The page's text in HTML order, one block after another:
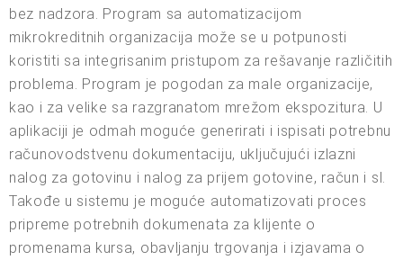
bez nadzora. Program sa automatizacijom
mikrokreditnih organizacija može se u potpunosti
koristiti sa integrisanim pristupom za rešavanje različitih
problema. Program je pogodan za male organizacije,
kao i za velike sa razgranatom mrežom ekspozitura. U
aplikaciji je odmah moguće generirati i ispisati potrebnu
računovodstvenu dokumentaciju, uključujući izlazni
nalog za gotovinu i nalog za prijem gotovine, račun i sl.
Takođe u sistemu je moguće automatizovati proces
pripreme potrebnih dokumenata za klijente o
promenama kursa, obavljanju trgovanja i izjavama o